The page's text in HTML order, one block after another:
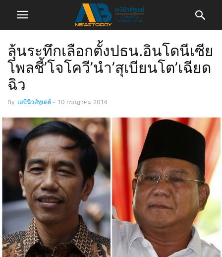
ลุ้นระทึกเลือกตั้งปธน.อินโดนีเซีย
โพลชี้’โจโควี’นำ’สุเบียนโต’เฉียด
ฉิว
By เอบีนิวส์ทูเดย์ - 10 กรกฎาคม 2014